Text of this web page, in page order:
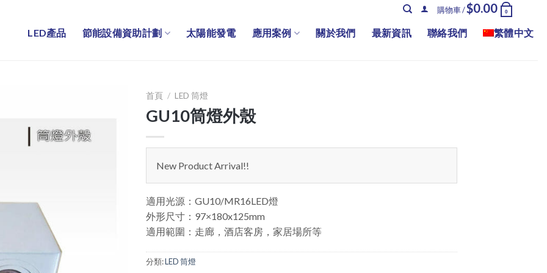
購物車 /$0.00 0
LED產品 節能設備資助計劃 太陽能發電 應用案例 關於我們 最新資訊 聯絡我們 繁體中文
首頁 / LED 筒燈
GU10筒燈外殼
New Product Arrival!!
適用光源：GU10/MR16LED燈
外形尺寸：97×180x125mm
適用範圍：走廊，酒店客房，家居場所等
分類:LED 筒燈